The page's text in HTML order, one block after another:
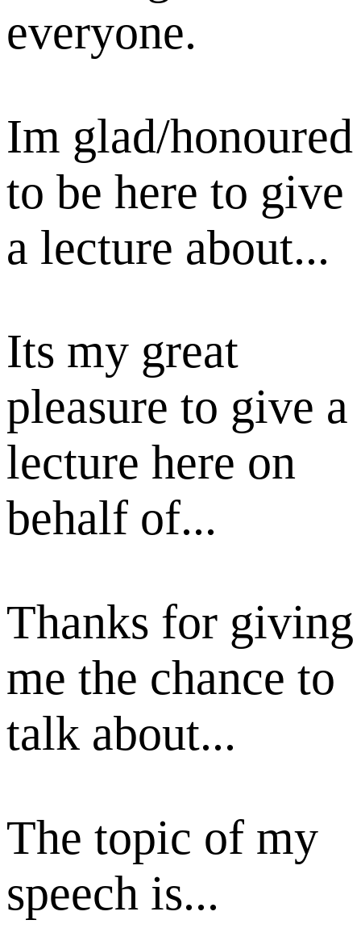
everyone.
Im glad/honoured
to be here to give
a lecture about...
Its my great
pleasure to give a
lecture here on
behalf of...
Thanks for giving
me the chance to
talk about...
The topic of my
speech is...